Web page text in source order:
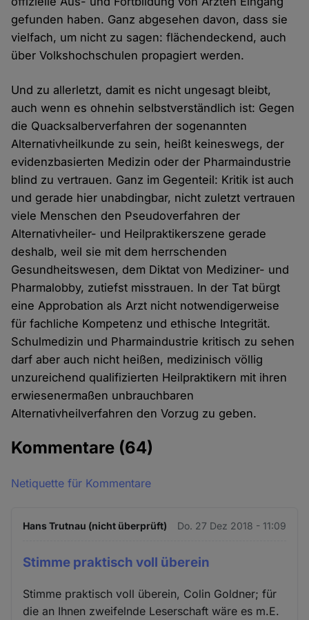
gefunden haben. Ganz abgesehen davon, dass sie
vielfach, um nicht zu sagen: flächendeckend, auch
über Volkshochschulen propagiert werden.
Und zu allerletzt, damit es nicht ungesagt bleibt,
auch wenn es ohnehin selbstverständlich ist: Gegen
die Quacksalberverfahren der sogenannten
Alternativheilkunde zu sein, heißt keineswegs, der
evidenzbasierten Medizin oder der Pharmaindustrie
blind zu vertrauen. Ganz im Gegenteil: Kritik ist auch
und gerade hier unabdingbar, nicht zuletzt vertrauen
viele Menschen den Pseudoverfahren der
Alternativheiler- und Heilpraktikerszene gerade
deshalb, weil sie mit dem herrschenden
Gesundheitswesen, dem Diktat von Mediziner- und
Pharmalobby, zutiefst misstrauen. In der Tat bürgt
eine Approbation als Arzt nicht notwendigerweise
für fachliche Kompetenz und ethische Integrität.
Schulmedizin und Pharmaindustrie kritisch zu sehen
darf aber auch nicht heißen, medizinisch völlig
unzureichend qualifizierten Heilpraktikern mit ihren
erwiesenermaßen unbrauchbaren
Alternativheilverfahren den Vorzug zu geben.
Kommentare (64)
Netiquette für Kommentare
Hans Trutnau (nicht überprüft) Do. 27 Dez 2018 - 11:09
Stimme praktisch voll überein
Stimme praktisch voll überein, Colin Goldner; für
die an Ihnen zweifelnde Leserschaft wäre es m.E.